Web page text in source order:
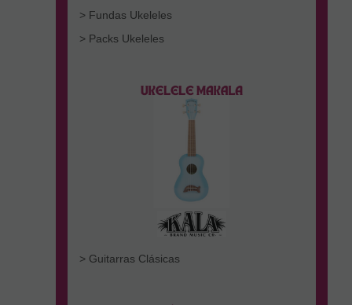
> Fundas Ukeleles
> Packs Ukeleles
> Guitarras Clásicas